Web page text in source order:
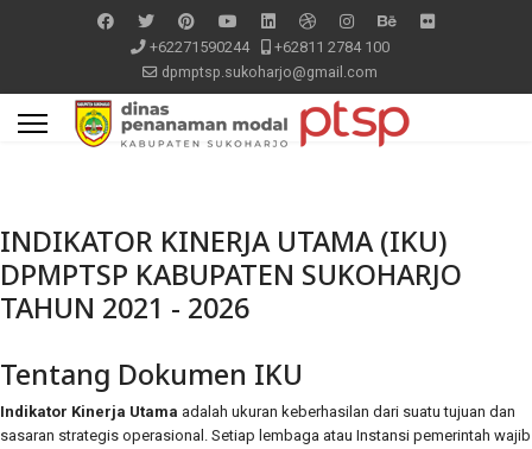
+62271590244
+62811 2784 100
dpmptsp.sukoharjo@gmail.com
INDIKATOR KINERJA UTAMA (IKU)
DPMPTSP KABUPATEN SUKOHARJO
TAHUN 2021 - 2026
Tentang Dokumen IKU
Indikator Kinerja Utama adalah ukuran keberhasilan dari suatu tujuan dan
sasaran strategis operasional. Setiap lembaga atau Instansi pemerintah wajib